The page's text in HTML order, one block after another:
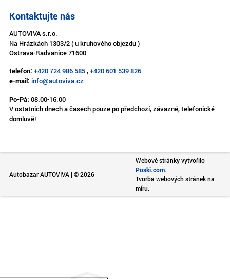
Kontaktujte nás
AUTOVIVA s.r.o.
Na Hrázkách 1303/2 ( u kruhového objezdu )
Ostrava-Radvanice 71600
telefon: +420 724 986 585,+420 601 539 826
e-mail: info@autoviva.cz
Po-Pá: 08.00-16.00
V ostatních dnech a časech pouze po předchozí, závazné, telefonické
domluvě!
Autobazar AUTOVIVA | © 2026
Webové stránky vytvořilo
Poski.com.
Tvorba webových stránek na
míru.